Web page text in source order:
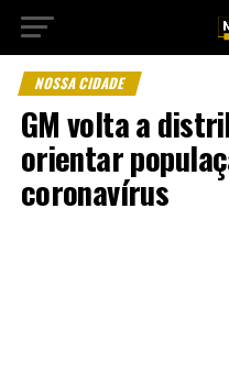
NOSSA CIDADE
GM volta a
orientar
coronavírus